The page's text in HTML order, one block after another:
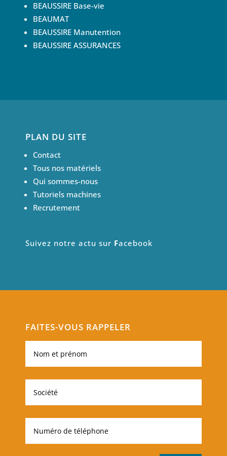
BEAUSSIRE Base-vie
BEAUMAT
BEAUSSIRE Manutention
BEAUSSIRE ASSURANCES
PLAN DU SITE
Contact
Tous nos matériels
Qui sommes-nous
Tutoriels machines
Recrutement
Suivez notre actu sur Facebook
FAITES-VOUS RAPPELER